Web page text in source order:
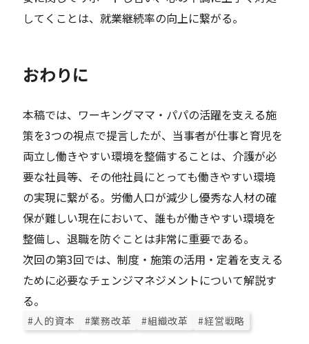
してくことは、就業継続率の向上に繋がる。
おわりに
本稿では、ワーキングママ・パパの活躍を支える施
策を3つの視点で提言したが、当事者が仕事と育児を
両立し働きやすい環境を整備することは、介護が必
要な社員等、その他社員にとっても働きやすい環境
の実現に繋がる。労働人口が減少し優秀な人材の確
保が難しい現在において、誰もが働きやすい環境を
整備し、退職を防ぐことは非常に重要である。
次回の第3回では、制度・施策の活用・定着を支える
ために必要なチェンジマネジメントについて解説す
る。
#人的資本 #業務改革 #組織改革 #経営戦略